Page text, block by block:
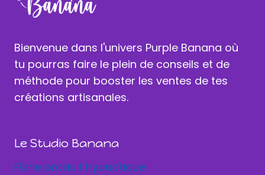
Bienvenue dans l'univers Purple Banana où
tu pourras faire le plein de conseils et de
méthode pour booster les ventes de tes
créations artisanales.
Le Studio Banana
Fiche produit hypnotique